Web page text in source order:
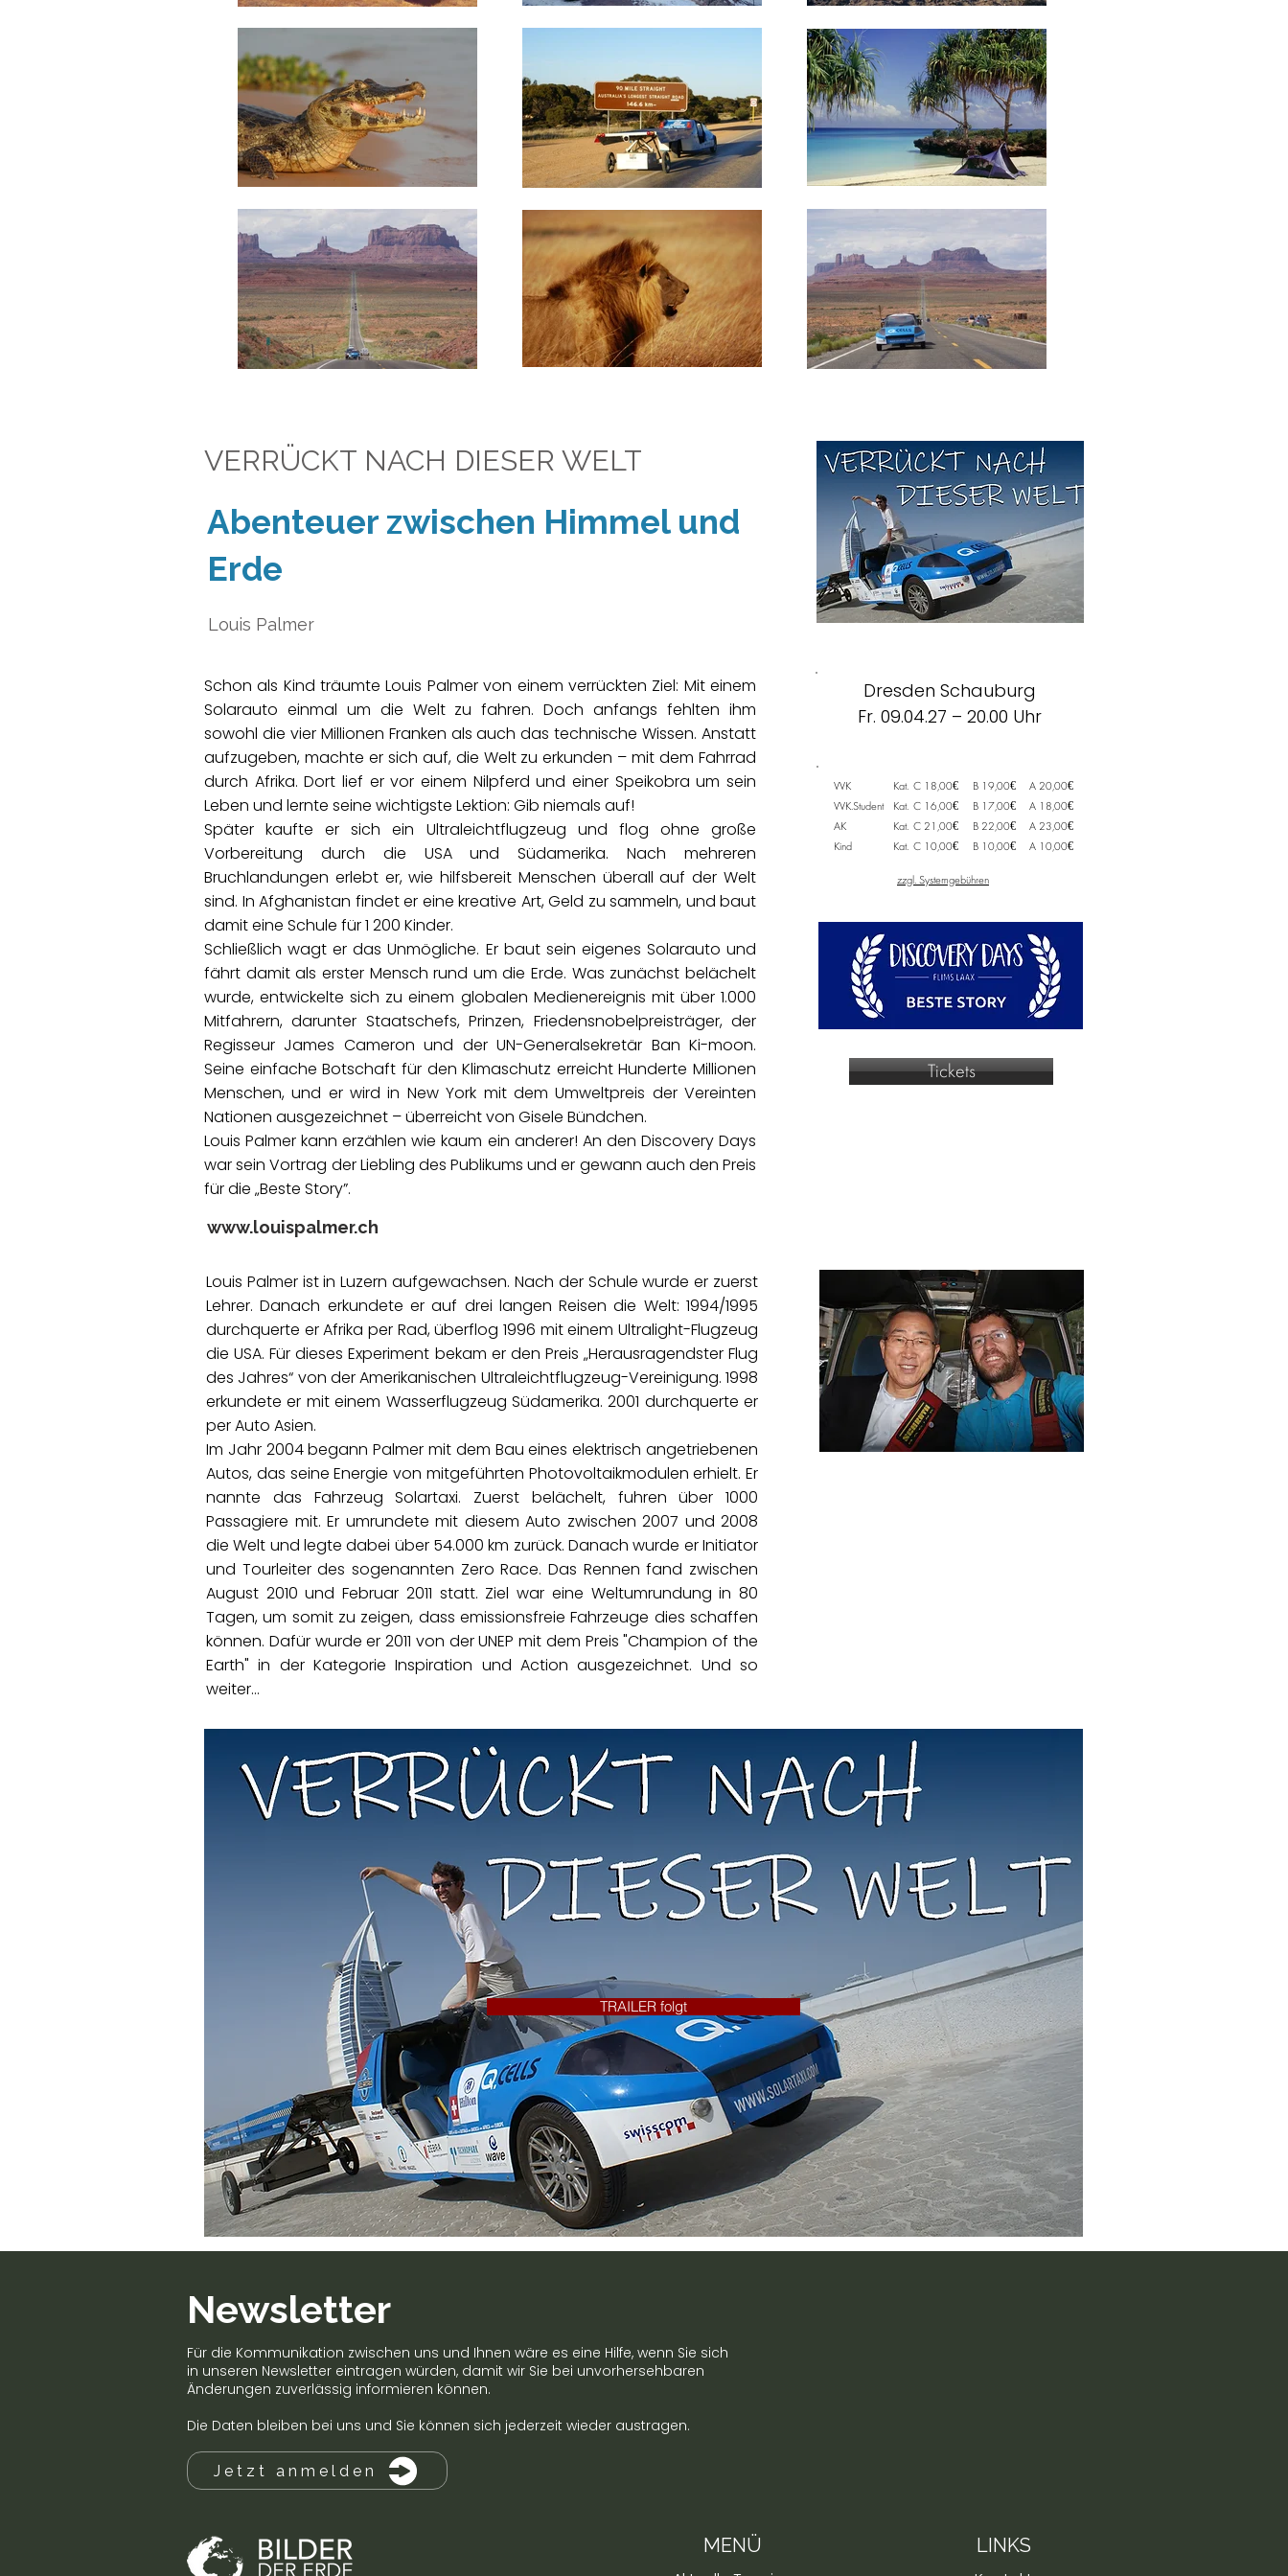
VERRÜCKT NACH DIESER WELT
Abenteuer zwischen Himmel und
Erde
Louis Palmer
Schon als Kind träumte Louis Palmer von einem verrückten Ziel: Mit einem
Solarauto einmal um die Welt zu fahren. Doch anfangs fehlten ihm
sowohl die vier Millionen Franken als auch das technische Wissen. Anstatt
aufzugeben, machte er sich auf, die Welt zu erkunden – mit dem Fahrrad
durch Afrika. Dort lief er vor einem Nilpferd und einer Speikobra um sein
Leben und lernte seine wichtigste Lektion: Gib niemals auf!
Später kaufte er sich ein Ultraleichtflugzeug und flog ohne große
Vorbereitung durch die USA und Südamerika. Nach mehreren
Bruchlandungen erlebt er, wie hilfsbereit Menschen überall auf der Welt
sind. In Afghanistan findet er eine kreative Art, Geld zu sammeln, und baut
damit eine Schule für 1 200 Kinder.
Schließlich wagt er das Unmögliche. Er baut sein eigenes Solarauto und
fährt damit als erster Mensch rund um die Erde. Was zunächst belächelt
wurde, entwickelte sich zu einem globalen Medienereignis mit über 1.000
Mitfahrern, darunter Staatschefs, Prinzen, Friedensnobelpreisträger, der
Regisseur James Cameron und der UN-Generalsekretär Ban Ki-moon.
Seine einfache Botschaft für den Klimaschutz erreicht Hunderte Millionen
Menschen, und er wird in New York mit dem Umweltpreis der Vereinten
Nationen ausgezeichnet – überreicht von Gisele Bündchen.
Louis Palmer kann erzählen wie kaum ein anderer! An den Discovery Days
war sein Vortrag der Liebling des Publikums und er gewann auch den Preis
für die „Beste Story”.
Dresden Schauburg
Fr. 09.04.27 – 20.00 Uhr
VVK
VVK.Student
AK
Kind
Kat.
Kat.
Kat.
Kat.
C 18,00€
C 16,00€
C 21,00€
C 10,00€
B 19,00€
B 17,00€
B 22,00€
B 10,00€
A 20,00€
A 18,00€
A 23,00€
A 10,00€
zzgl. Systemgebühren
Tickets
www.louispalmer.ch
Louis Palmer ist in Luzern aufgewachsen. Nach der Schule wurde er zuerst
Lehrer. Danach erkundete er auf drei langen Reisen die Welt: 1994/1995
durchquerte er Afrika per Rad, überflog 1996 mit einem Ultralight-Flugzeug
die USA. Für dieses Experiment bekam er den Preis „Herausragendster Flug
des Jahres“ von der Amerikanischen Ultraleichtflugzeug-Vereinigung. 1998
erkundete er mit einem Wasserflugzeug Südamerika. 2001 durchquerte er
per Auto Asien.
Im Jahr 2004 begann Palmer mit dem Bau eines elektrisch angetriebenen
Autos, das seine Energie von mitgeführten Photovoltaikmodulen erhielt. Er
nannte das Fahrzeug Solartaxi. Zuerst belächelt, fuhren über 1000
Passagiere mit. Er umrundete mit diesem Auto zwischen 2007 und 2008
die Welt und legte dabei über 54.000 km zurück. Danach wurde er Initiator
und Tourleiter des sogenannten Zero Race. Das Rennen fand zwischen
August 2010 und Februar 2011 statt. Ziel war eine Weltumrundung in 80
Tagen, um somit zu zeigen, dass emissionsfreie Fahrzeuge dies schaffen
können. Dafür wurde er 2011 von der UNEP mit dem Preis "Champion of the
Earth" in der Kategorie Inspiration und Action ausgezeichnet. Und so
weiter…
TRAILER folgt
Newsletter
Für die Kommunikation zwischen uns und Ihnen wäre es eine Hilfe, wenn Sie sich
in unseren Newsletter eintragen würden, damit wir Sie bei unvorhersehbaren
Änderungen zuverlässig informieren können.
Die Daten bleiben bei uns und Sie können sich jederzeit wieder austragen.
Jetzt anmelden
MENÜ LINKS